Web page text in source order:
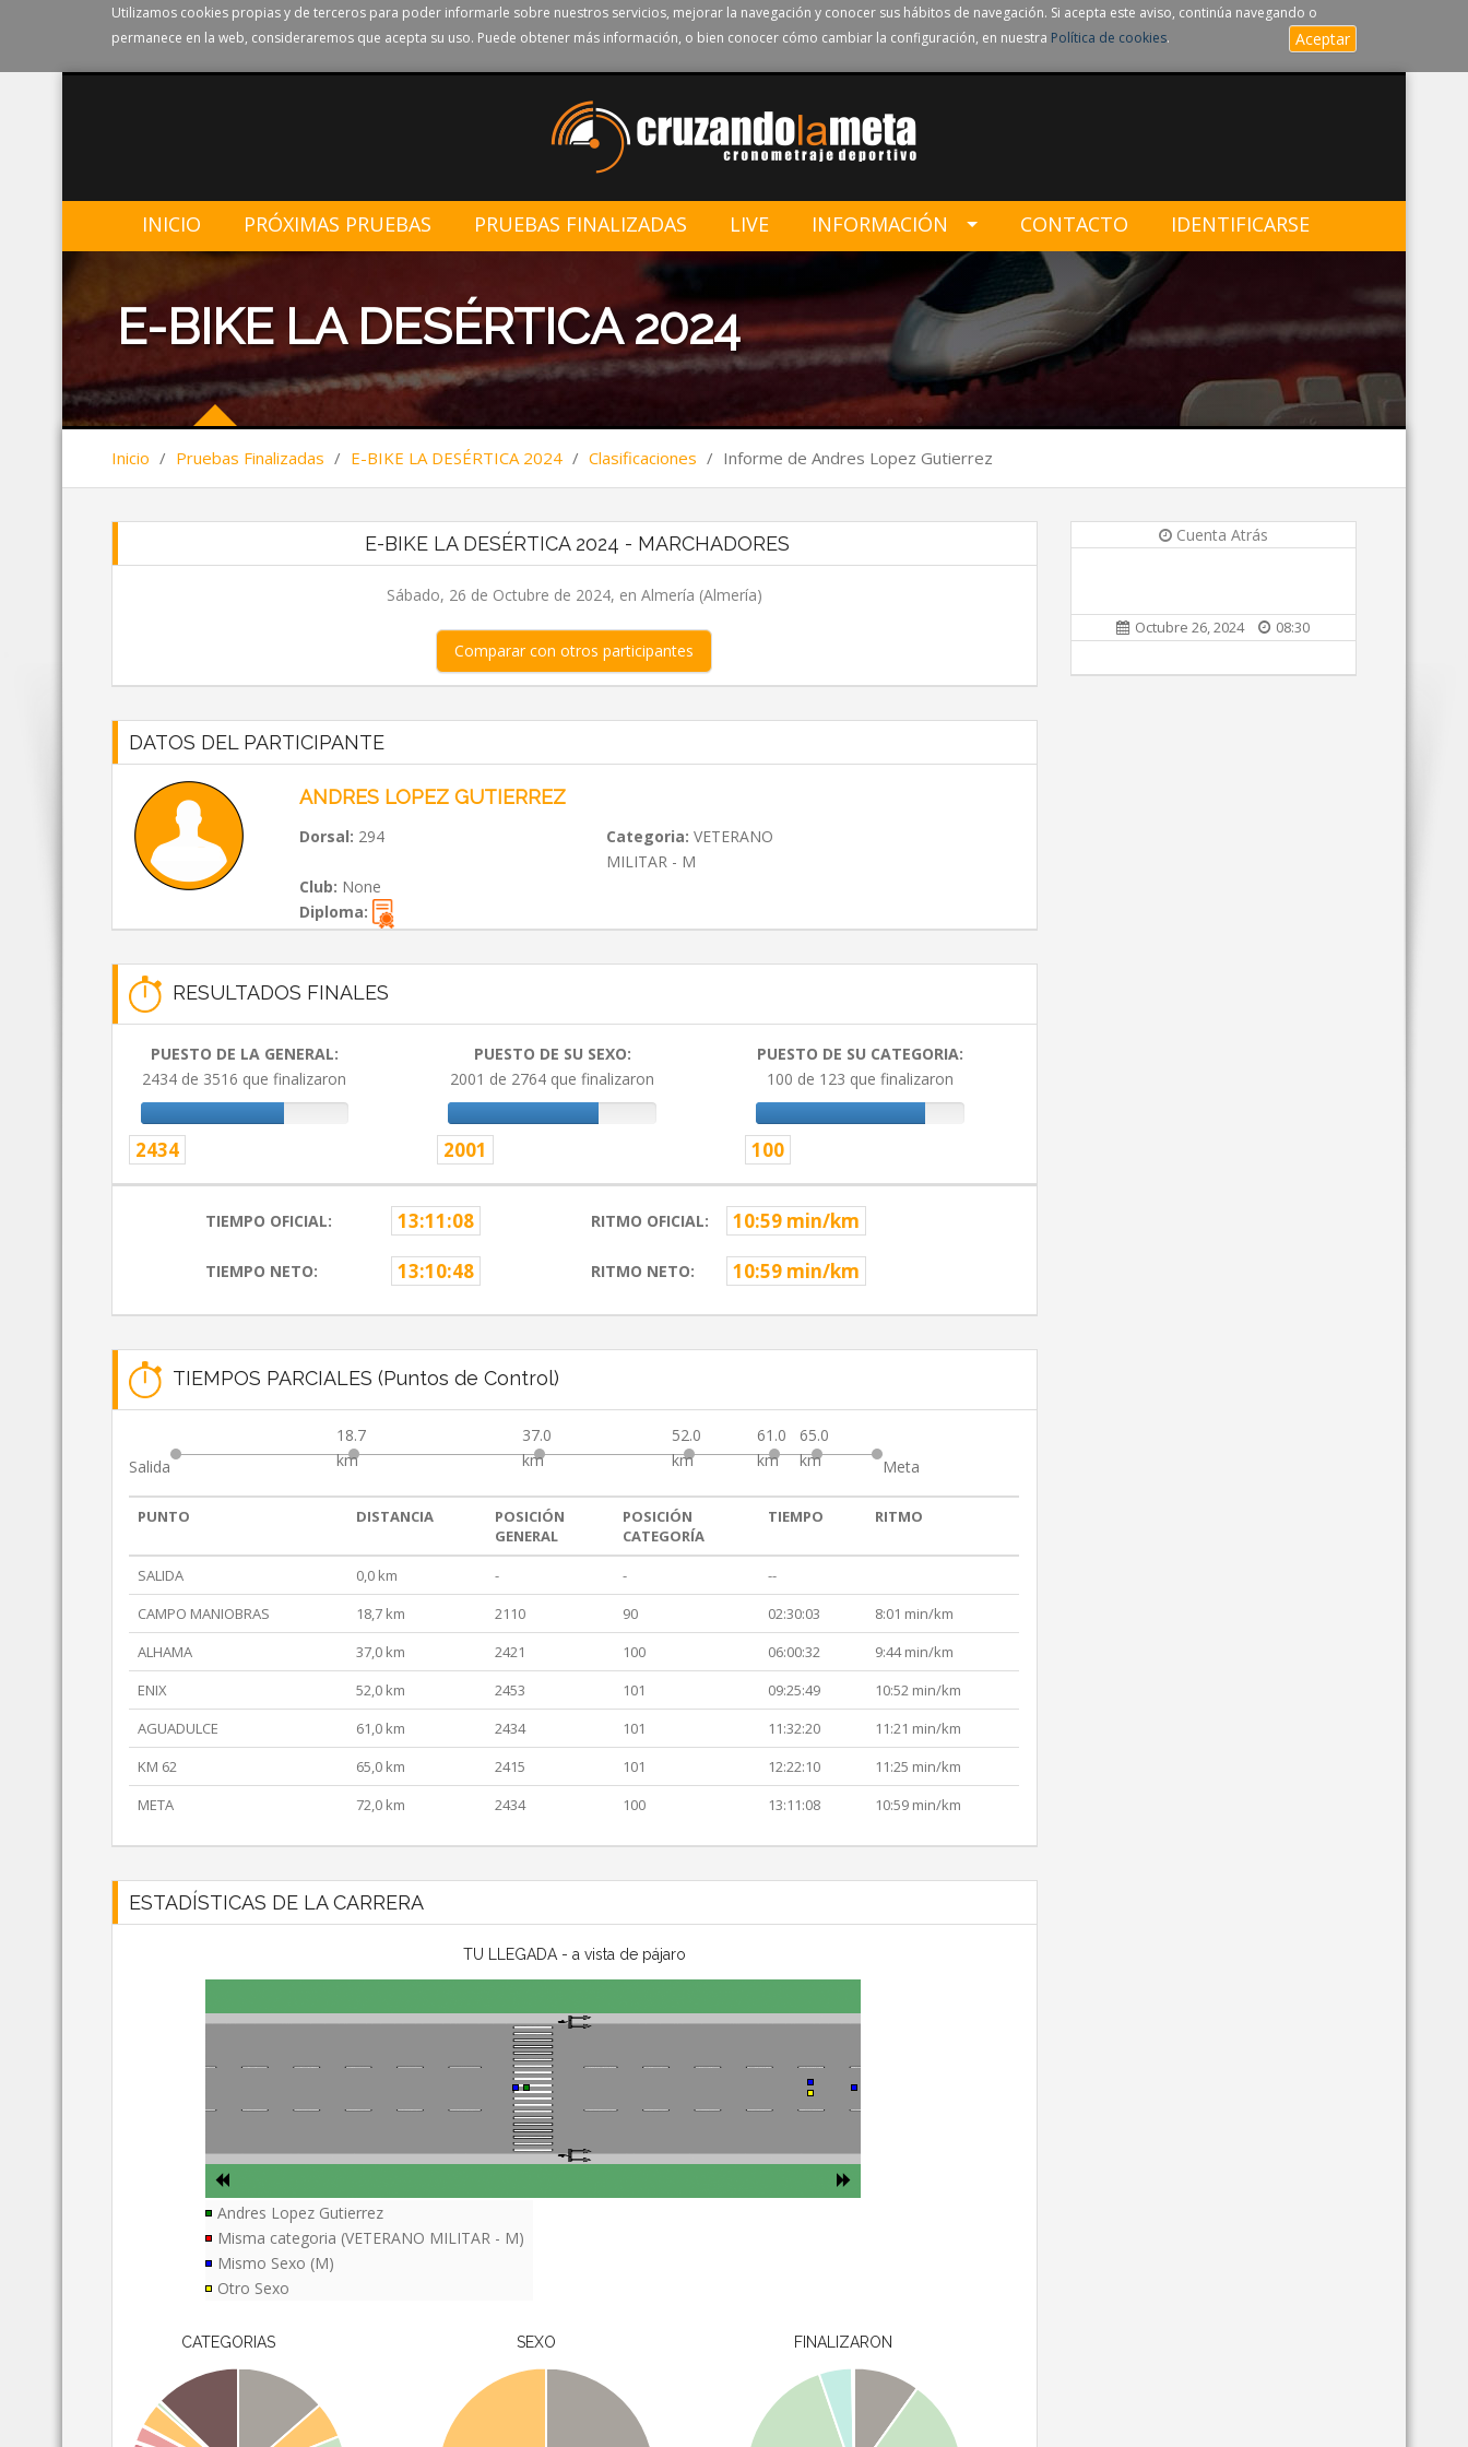
Utilizamos cookies propias y de terceros para poder informarle sobre nuestros servicios, mejorar la navegación y conocer sus hábitos de navegación. Si acepta este aviso, continúa navegando o
permanece en la web, consideraremos que acepta su uso. Puede obtener más información, o bien conocer cómo cambiar la configuración, en nuestra Política de cookies. Aceptar
INICIO PRÓXIMAS PRUEBAS PRUEBAS FINALIZADAS LIVE INFORMACIÓN CONTACTO IDENTIFICARSE
E-BIKE LA DESÉRTICA 2024
Inicio / Pruebas Finalizadas / E-BIKE LA DESÉRTICA 2024 / Clasificaciones / Informe de Andres Lopez Gutierrez
E-BIKE LA DESÉRTICA 2024 - MARCHADORES
Sábado, 26 de Octubre de 2024, en Almería (Almería)
Comparar con otros participantes
DATOS DEL PARTICIPANTE
ANDRES LOPEZ GUTIERREZ
Dorsal: 294 Categoria: VETERANO
MILITAR - M
Club: None
Diploma:
RESULTADOS FINALES
PUESTO DE LA GENERAL:
2434 de 3516 que finalizaron
2434
PUESTO DE SU SEXO:
2001 de 2764 que finalizaron
2001
PUESTO DE SU CATEGORIA:
100 de 123 que finalizaron
100
TIEMPO OFICIAL: 13:11:08 RITMO OFICIAL: 10:59 min/km
TIEMPO NETO: 13:10:48 RITMO NETO: 10:59 min/km
TIEMPOS PARCIALES (Puntos de Control)
Salida
18.7
km
37.0
km
52.0
km
61.0
km
65.0
km
Meta
PUNTO DISTANCIA
POSICIÓN
GENERAL
POSICIÓN
CATEGORÍA
TIEMPO RITMO
SALIDA 0,0 km - -
--
CAMPO MANIOBRAS
18,7 km 2110 90 02:30:03
8:01 min/km
ALHAMA
37,0 km 2421 100 06:00:32
9:44 min/km
ENIX
52,0 km 2453 101 09:25:49
10:52 min/km
AGUADULCE
61,0 km 2434 101 11:32:20
11:21 min/km
KM 62
65,0 km 2415 101 12:22:10
11:25 min/km
META
72,0 km 2434 100 13:11:08 10:59 min/km
ESTADÍSTICAS DE LA CARRERA
TU LLEGADA - a vista de pájaro
Andres Lopez Gutierrez
Misma categoria (VETERANO MILITAR - M)
Mismo Sexo (M)
Otro Sexo
CATEGORIAS SEXO FINALIZARON
Cuenta Atrás
Octubre 26, 2024 08:30